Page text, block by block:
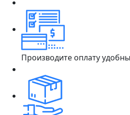
Производите оплату